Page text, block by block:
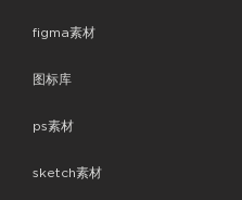
figma素材
图标库
ps素材
sketch素材